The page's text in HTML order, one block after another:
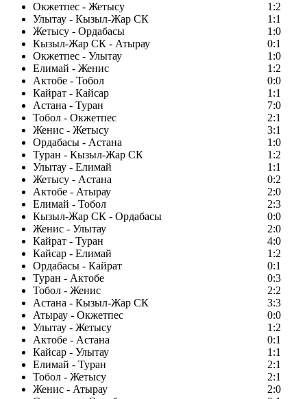
Окжетпес - Жетысу
1:2
Улытау - Кызыл-Жар СК
1:1
Жетысу - Ордабасы
1:0
Кызыл-Жар СК - Атырау
0:1
Окжетпес - Улытау
1:0
Елимай - Женис
1:2
Актобе - Тобол
0:0
Кайрат - Кайсар
1:1
Астана - Туран
7:0
Тобол - Окжетпес
2:1
Женис - Жетысу
3:1
Ордабасы - Астана
1:0
Туран - Кызыл-Жар СК
1:2
Улытау - Елимай
1:1
Жетысу - Астана
0:2
Актобе - Атырау
2:0
Елимай - Тобол
2:3
Кызыл-Жар СК - Ордабасы
0:0
Женис - Улытау
2:0
Кайрат - Туран
4:0
Кайсар - Елимай
1:2
Ордабасы - Кайрат
0:1
Туран - Актобе
0:3
Тобол - Женис
2:2
Астана - Кызыл-Жар СК
3:3
Атырау - Окжетпес
0:0
Улытау - Жетысу
1:2
Актобе - Астана
0:1
Кайсар - Улытау
1:1
Елимай - Туран
2:1
Тобол - Жетысу
2:1
Женис - Атырау
2:0